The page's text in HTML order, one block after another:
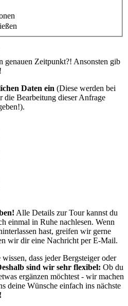
genauen Zeitpunkt?! Ansonsten gib
Daten ein (Diese werden bei
Bearbeitung dieser Anfrage
Alle Details zur Tour kannst du
einmal in Ruhe nachlesen. Wenn
hast, greifen wir gerne
wir dir eine Nachricht per E-Mail.
dass jeder Bergsteiger oder
sind wir sehr flexibel: Ob du
ergänzen möchtest - wir machen
deine Wünsche einfach ins nächste